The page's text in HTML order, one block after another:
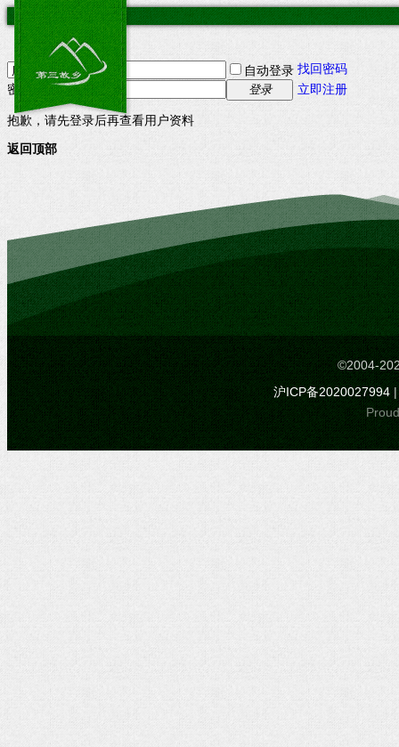
自动登录 找回密码
密码
登录 立即注册
抱歉，请先登录后再查看用户资料
返回顶部
©2004-
沪ICP备2020027994